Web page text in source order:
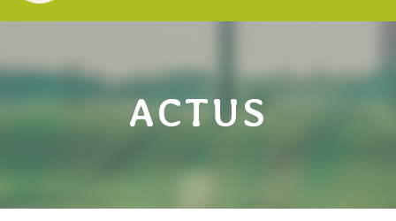
ACTUS